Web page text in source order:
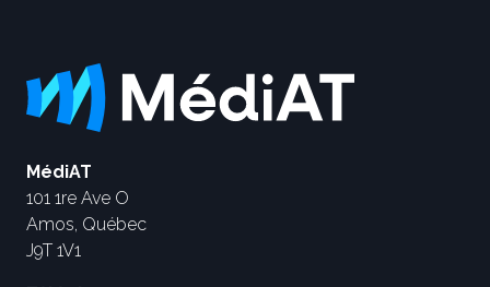
MédiAT
101 1re Ave O
Amos, Québec
J9T 1V1